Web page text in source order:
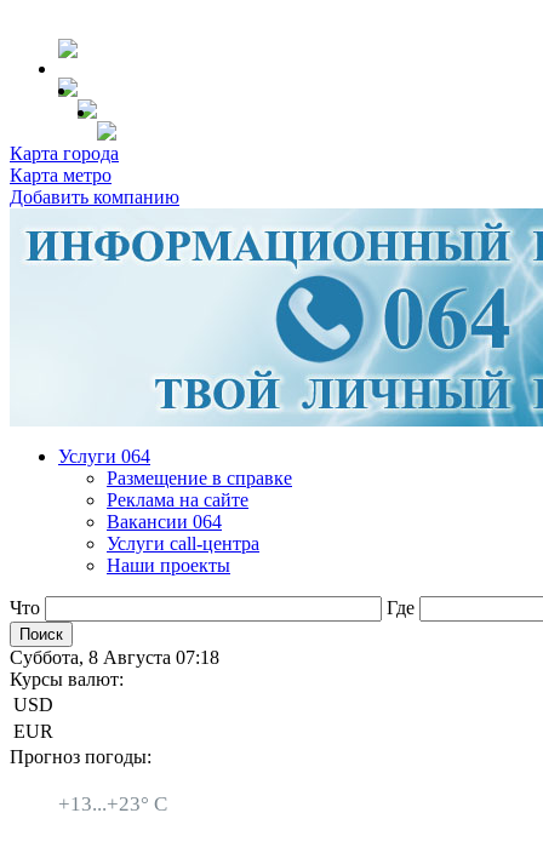
Карта города
Карта метро
Добавить компанию
Услуги 064
Размещение в справке
Реклама на сайте
Вакансии 064
Услуги call-центра
Наши проекты
Что Где
Суббота, 8 Августа 07:18
Курсы валют:
USD
EUR
Прогноз погоды:
+13...+23° C